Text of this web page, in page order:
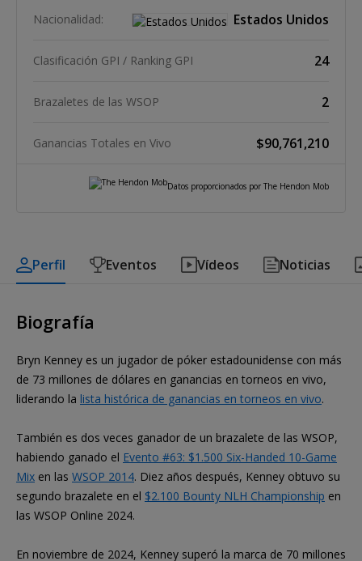
Nacionalidad: Estados Unidos
Clasificación GPI / Ranking GPI 24
Brazaletes de las WSOP 2
Ganancias Totales en Vivo $90,761,210
Datos proporcionados por The Hendon Mob
Perfil Eventos Vídeos Noticias
Biografía
Bryn Kenney es un jugador de póker estadounidense con más
de 73 millones de dólares en ganancias en torneos en vivo,
liderando la lista histórica de ganancias en torneos en vivo.
También es dos veces ganador de un brazalete de las WSOP,
habiendo ganado el Evento #63: $1.500 Six-Handed 10-Game
Mix en las WSOP 2014. Diez años después, Kenney obtuvo su
segundo brazalete en el $2.100 Bounty NLH Championship en
las WSOP Online 2024.
En noviembre de 2024, Kenney superó la marca de 70 millones